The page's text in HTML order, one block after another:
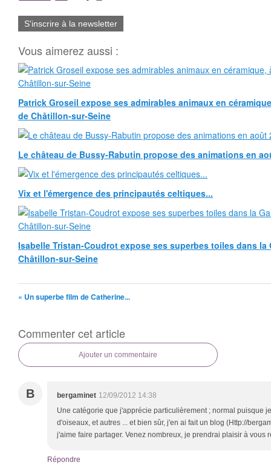
S'inscrire à la newsletter
Vous aimerez aussi :
Patrick Groseil expose ses admirables animaux en
de Châtillon-sur-Seine
Le château de Bussy-Rabutin propose des animations en
Vix et l'émergence des principautés celtiques...
Isabelle Tristan-Coudrot expose ses superbes toiles dans la
Châtillon-sur-Seine
« Un superbe film de Catherine...
Commenter cet article
Ajouter un commentaire
B bergaminet 12/09/2012 14:38
Une catégorie que j'apprécie particulièrement ; normal puisque
d'oiseaux, et autres ... et bien sûr, j'en ai fait un blog (Http://
j'aime faire partager. Venez nombreux, je prendrai plaisir à vous
Répondre